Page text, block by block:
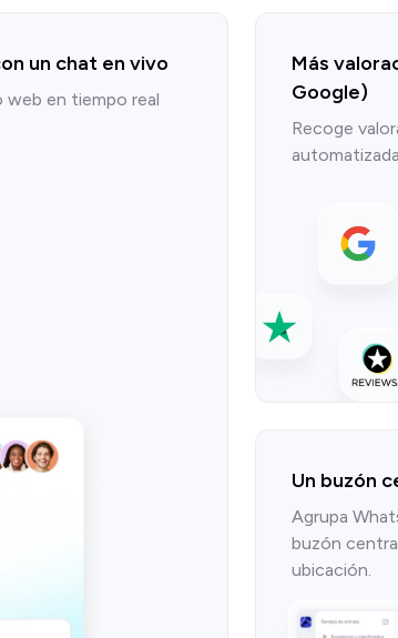
un chat en vivo
en tiempo real
Más
Google)
Recoge
Un buzón
Agrupa
buzón
ubicación.